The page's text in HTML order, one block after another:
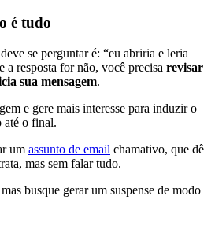
é tudo
se perguntar é: “eu abriria e leria
a resposta for não, você precisa revisar
sua mensagem.
e gere mais interesse para induzir o
até o final.
um assunto de email chamativo, que dê
mas sem falar tudo.
busque gerar um suspense de modo